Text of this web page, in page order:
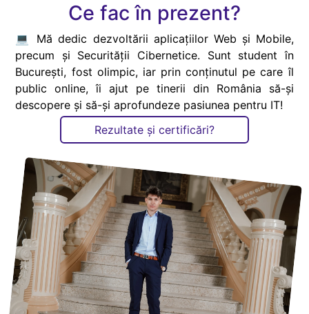
Ce fac în prezent?
💻 Mă dedic dezvoltării aplicațiilor Web și Mobile,
precum și Securității Cibernetice. Sunt student în
București, fost olimpic, iar prin conținutul pe care îl
public online, îi ajut pe tinerii din România să-și
descopere și să-și aprofundeze pasiunea pentru IT!
Rezultate și certificări?